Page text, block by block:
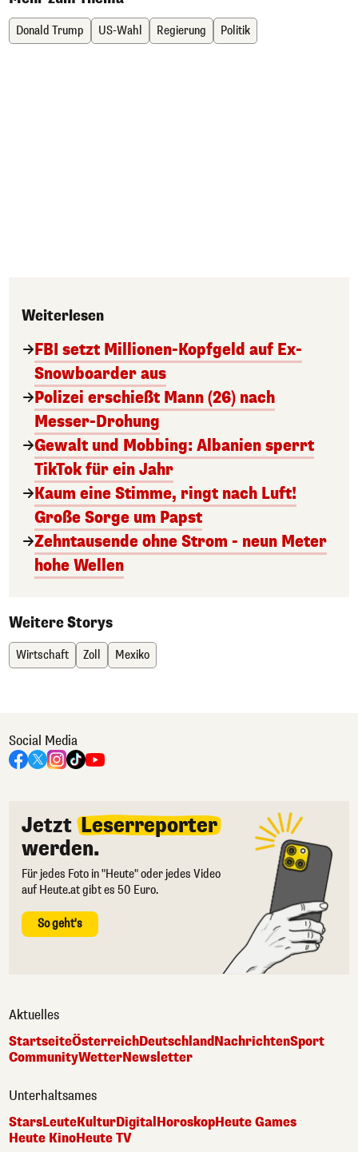
Donald Trump US-Wahl Regierung Politik
Weiterlesen
FBI setzt Millionen-Kopfgeld auf Ex-
Snowboarder aus
Polizei erschießt Mann (26) nach
Messer-Drohung
Gewalt und Mobbing: Albanien sperrt
TikTok für ein Jahr
Kaum eine Stimme, ringt nach Luft!
Große Sorge um Papst
Zehntausende ohne Strom - neun Meter
hohe Wellen
Weitere Storys
Wirtschaft Zoll Mexiko
Social Media
Jetzt Leserreporter
werden.
Für jedes Foto in "Heute" oder jedes Video
auf Heute.at gibt es 50 Euro.
So geht's
Aktuelles
StartseiteÖsterreichDeutschlandNachrichtenSport
CommunityWetterNewsletter
Unterhaltsames
StarsLeuteKulturDigitalHoroskopHeute Games
Heute KinoHeute TV